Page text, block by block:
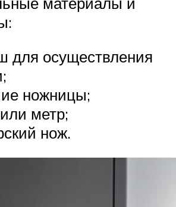
для осуществления
ножницы;
метр;
нож.